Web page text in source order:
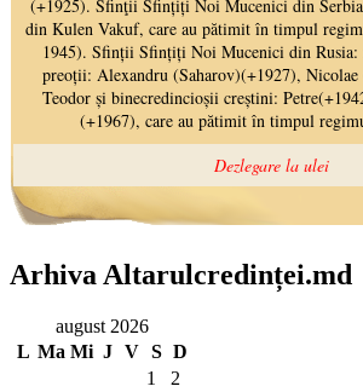
Arhiva Altarulcredinței.md
august 2026
L Ma Mi J V S D
1
2